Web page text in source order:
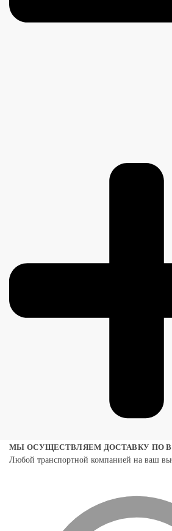
МЫ ОСУЩЕСТВЛЯЕМ ДОСТАВКУ ПО
Любой транспортной компанией на ваш